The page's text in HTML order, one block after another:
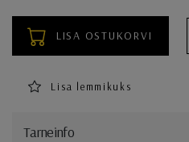
LISA OSTUKORVI
Lisa lemmikuks
Tarneinfo